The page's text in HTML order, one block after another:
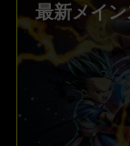
最新メインストーリー「第19部4章(8/5)」